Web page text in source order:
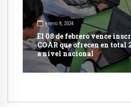
enero 8, 2024
El 08 de febrero vence
COAR que ofrecen en total
a nivel nacional